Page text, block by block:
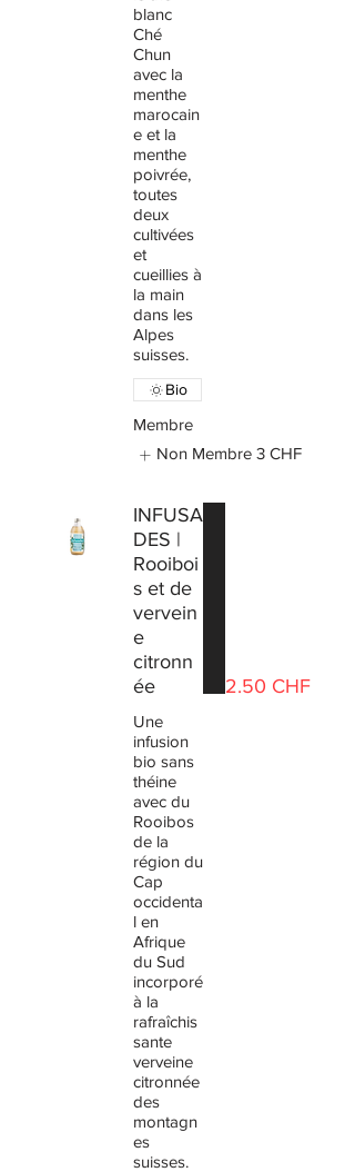
blanc
Ché
Chun
avec la
menthe
marocain
e et la
menthe
poivrée,
toutes
deux
cultivées
et
cueillies à
la main
dans les
Alpes
suisses.
Bio
Membre
Non Membre 3 CHF
INFUSA
DES |
Rooiboi
s et de
vervein
e
citronn
ée
Une
infusion
bio sans
théine
avec du
Rooibos
de la
région du
Cap
occidenta
l en
Afrique
du Sud
incorporé
à la
rafraîchis
sante
verveine
citronnée
des
montagn
es
suisses.
2.50 CHF